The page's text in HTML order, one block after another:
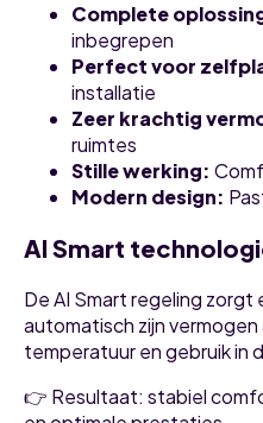
Complete
inbegrepen
Perfect voor
installatie
Zeer krachtig
ruimtes
Stille werking:
Modern design:
AI Smart
De AI Smart regeling zorgt
automatisch zijn
temperatuur en gebruik in
👉 Resultaat: stabiel